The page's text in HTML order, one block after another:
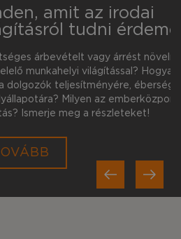
az irodai
tudni érdemes
vagy árrést növelni
világítással? Hogyan hat a
éberségére és
az emberközpontú
a részleteket!
Next